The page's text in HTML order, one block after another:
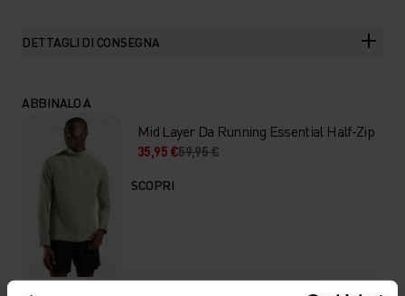
DETTAGLI DI CONSEGNA
ABBINALO A
Mid Layer Da Running Essential Half-Zip
35,95 €59,95 €
SCOPRI